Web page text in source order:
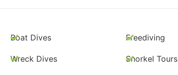
Boat Dives Freediving
Wreck Dives Snorkel Tours